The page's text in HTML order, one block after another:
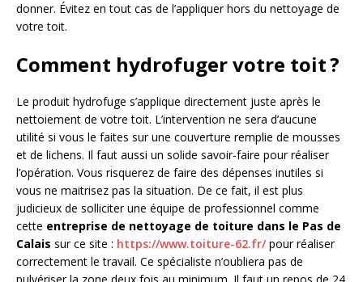
donner. Évitez en tout cas de l’appliquer hors du nettoyage de
votre toit.
Comment hydrofuger votre toit ?
Le produit hydrofuge s’applique directement juste après le
nettoiement de votre toit. L’intervention ne sera d’aucune
utilité si vous le faites sur une couverture remplie de mousses
et de lichens. Il faut aussi un solide savoir-faire pour réaliser
l’opération. Vous risquerez de faire des dépenses inutiles si
vous ne maitrisez pas la situation. De ce fait, il est plus
judicieux de solliciter une équipe de professionnel comme
cette entreprise de nettoyage de toiture dans le Pas de
Calais sur ce site : https://www.toiture-62.fr/pour réaliser
correctement le travail. Ce spécialiste n’oubliera pas de